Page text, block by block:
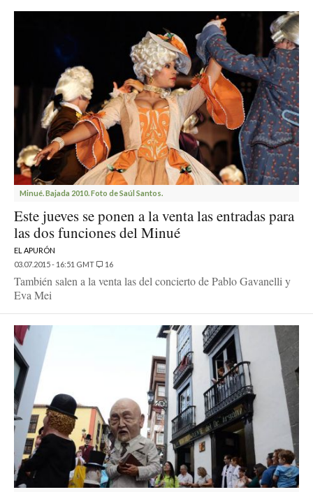
Minué. Bajada 2010. Foto de Saúl Santos.
Este jueves se ponen a la venta las entradas para
las dos funciones del Minué
EL APURÓN
03.07.2015 - 16:51 GMT
16
También salen a la venta las del concierto de Pablo Gavanelli y
Eva Mei